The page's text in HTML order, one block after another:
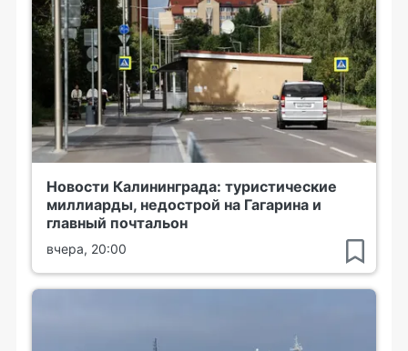
Новости Калининграда: туристические
миллиарды, недострой на Гагарина и
главный почтальон
вчера, 20:00